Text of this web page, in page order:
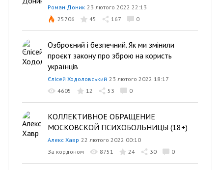
Роман Доник 23 лютого 2022 22:13
25706
45 167 0
Озброєний і безпечний. Як ми змінили
проєкт закону про зброю на користь
українців
Єлісей Ходоловський 23 лютого 2022 18:17
4605
12 53 0
КОЛЛЕКТИВНОЕ ОБРАЩЕНИЕ
МОСКОВСКОЙ ПСИХОБОЛЬНИЦЫ (18+)
Алекс Хавр 22 лютого 2022 00:10
За кордоном
8751 24 30 0